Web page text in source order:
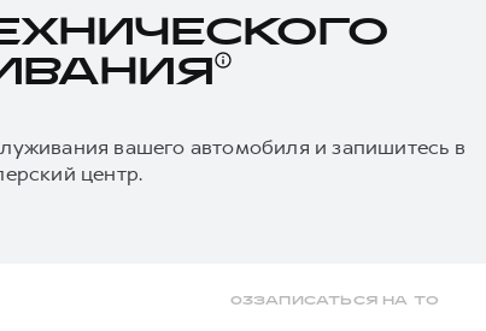
вашего автомобиля и запишитесь в
центр.
ЗАПИСАТЬСЯ НА ТО
03